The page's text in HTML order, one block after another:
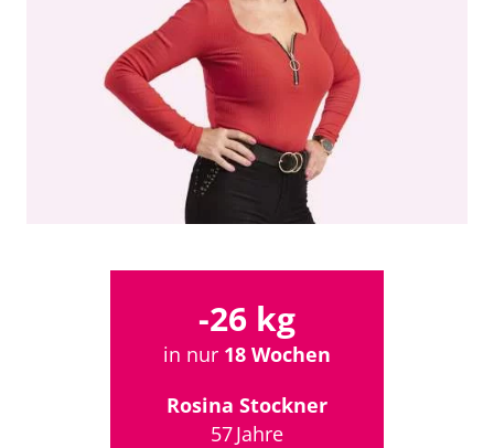
-26 kg
in nur 18 Wochen
Rosina Stockner
57 Jahre